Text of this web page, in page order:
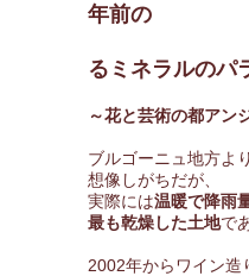
年前の
土壌
るミネラルのパ
～花と芸術の都アン
ブルゴーニュ地方よ
想像しがちだが、
実際には温暖で降雨
最も乾燥した土地で
2002年からワイン造